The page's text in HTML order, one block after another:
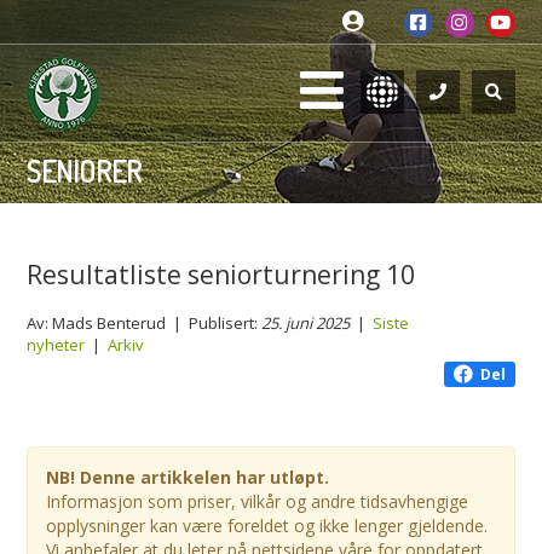
SENIORER
Resultatliste seniorturnering 10
Av: Mads Benterud | Publisert:25. juni 2025| Siste
nyheter |Arkiv
Del
NB! Denne artikkelen har utløpt.
Informasjon som priser, vilkår og andre tidsavhengige
opplysninger kan være foreldet og ikke lenger gjeldende.